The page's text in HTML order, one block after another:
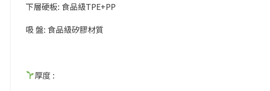
下層硬板: 食品級TPE+PP
吸 盤: 食品級矽膠材質
厚度 :